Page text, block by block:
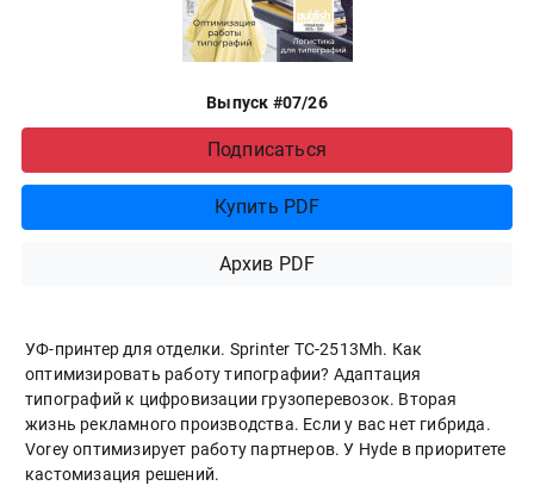
Выпуск #07/26
Подписаться
Купить PDF
Архив PDF
УФ-принтер для отделки. Sprinter ТС-2513Mh. Как
оптимизировать работу типографии? Адаптация
типографий к цифровизации грузоперевозок. Вторая
жизнь рекламного производства. Если у вас нет гибрида.
Vorey оптимизирует работу партнеров. У Hyde в приоритете
кастомизация решений.